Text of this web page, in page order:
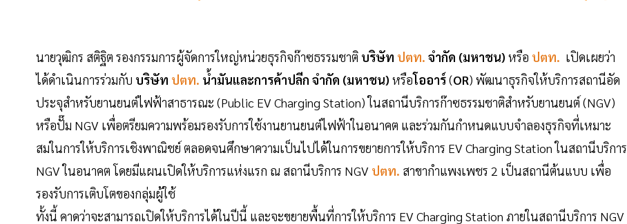
นายวุฒิกร สติฐิต รองกรรมการผู้จัดการใหญ่หน่วยธุรกิจก๊าซธรรมชาติ บริษัท ปตท. จำกัด (มหาชน) หรือ ปตท. เปิดเผยว่า
ได้ดำเนินการร่วมกับ บริษัท ปตท. น้ำมันและการค้าปลีก จำกัด (มหาชน) หรือโออาร์(OR) พัฒนาธุรกิจให้บริการสถานีอัด
ประจุสำหรับยานยนต์ไฟฟ้าสาธารณะ (Public EV Charging Station) ในสถานีบริการก๊าซธรรมชาติสำหรับยานยนต์ (NGV)
หรือปั๊ม NGV เพื่อตรียมความพร้อมรองรับการใช้งานยานยนต์ไฟฟ้าในอนาคต และร่วมกันกำหนดแบบจำลองธุรกิจที่เหมาะ
สมในการให้บริการเชิงพาณิชย์ ตลอดจนศึกษาความเป็นไปได้ในการขยายการให้บริการ EV Charging Station ในสถานีบริการ
NGV ในอนาคต โดยมีแผนเปิดให้บริการแห่งแรก ณ สถานีบริการ NGV ปตท. สาขากำแพงเพชร 2 เป็นสถานีต้นแบบ เพื่อ
รองรับการเติบโตของกลุ่มผู้ใช้
ทั้งนี้ คาดว่าจะสามารถเปิดให้บริการได้ในปีนี้ และจะขยายพื้นที่การให้บริการ EV Charging Station ภายในสถานีบริการ NGV